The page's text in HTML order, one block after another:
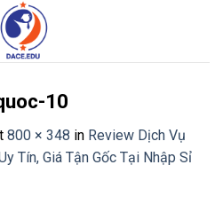
10
800 × 348 in Review Dịch Vụ
Tín, Giá Tận Gốc Tại Nhập Sỉ